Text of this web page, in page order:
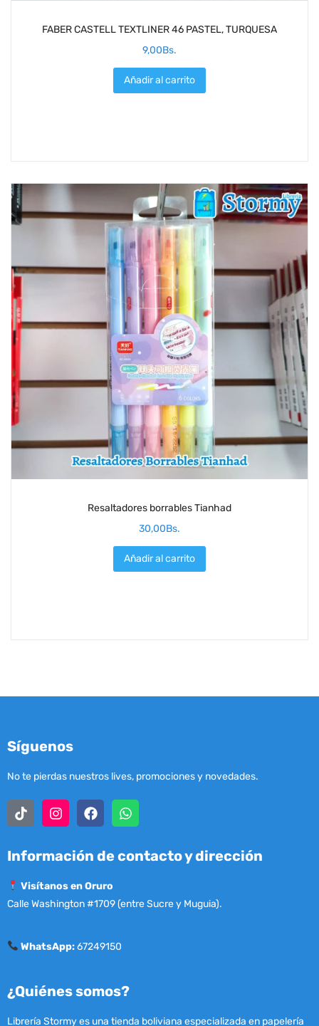
FABER CASTELL TEXTLINER 46 PASTEL, TURQUESA
9,00Bs.
Añadir al carrito
Resaltadores borrables Tianhad
30,00Bs.
Añadir al carrito
Síguenos
No te pierdas nuestros lives, promociones y novedades.
Información de contacto y dirección
Visítanos en Oruro
Calle Washington #1709 (entre Sucre y Muguia).
WhatsApp:67249150
¿Quiénes somos?
Librería Stormy es una tienda boliviana especializada en papelería